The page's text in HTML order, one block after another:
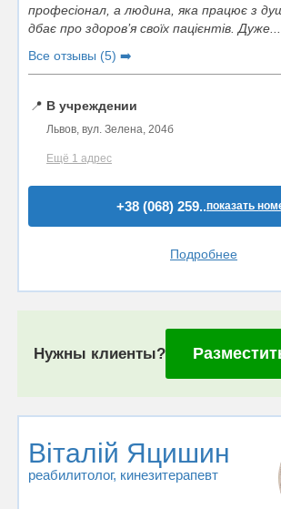
професіонал, а людина, яка працює з
дбає про здоров’я своїх пацієнтів. Дуже...
Все отзывы (5) ➡️
📍 В учреждении
Львов, вул. Зелена, 204б
Ещё 1 адрес
+38 (068) 259..показать
Подробнее
Нужны клиенты?
Віталій Яцишин
реабилитолог, кинезитерапевт